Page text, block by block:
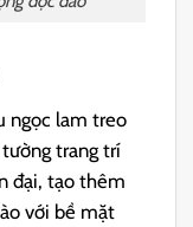
ngọc lam treo
trang trí
đại, tạo thêm
với bề mặt